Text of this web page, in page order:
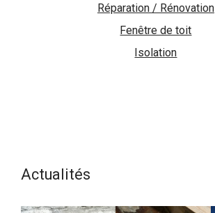
Réparation / Rénovation
Fenêtre de toit
Isolation
Actualités